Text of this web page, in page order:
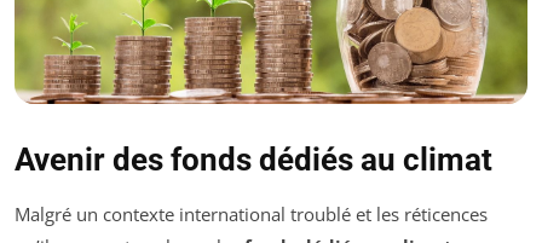
Avenir des fonds dédiés au climat
Malgré un contexte international troublé et les réticences